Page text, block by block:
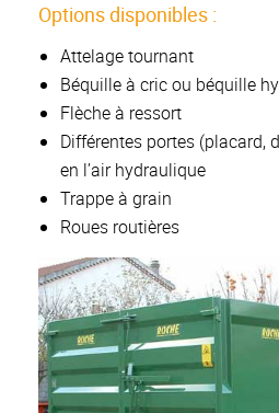
Options disponibles :
Attelage tournant
Béquille à cric ou béquille
Flèche à ressort
Différentes portes (placard,
en l’air hydraulique
Trappe à grain
Roues routières